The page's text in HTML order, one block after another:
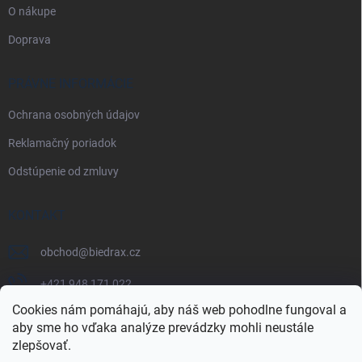
Cookies nám pomáhajú, aby náš web pohodlne fungoval a
aby sme ho vďaka analýze prevádzky mohli neustále
zlepšovať.
O nákupe
Doprava
PRÁVNE INFORMÁCIE
Ochrana osobných údajov
Reklamačný poriadok
Odstúpenie od zmluvy
KONTAKT
obchod@biedrax.cz
+421 948 171 022